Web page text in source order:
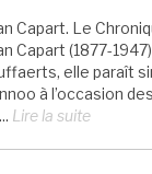
Capart. Le
Capart (1877-
elle paraît
à l’occasion
Lire la suite